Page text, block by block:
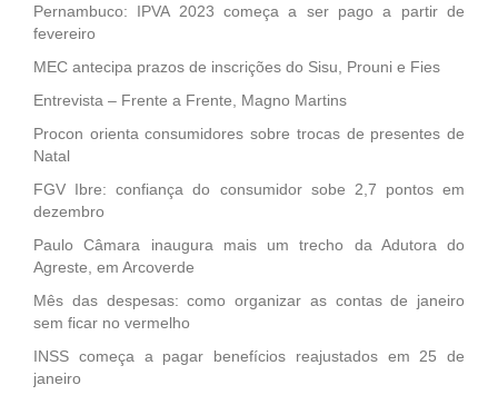
Pernambuco: IPVA 2023 começa a ser pago a partir de
fevereiro
MEC antecipa prazos de inscrições do Sisu, Prouni e Fies
Entrevista – Frente a Frente, Magno Martins
Procon orienta consumidores sobre trocas de presentes de
Natal
FGV Ibre: confiança do consumidor sobe 2,7 pontos em
dezembro
Paulo Câmara inaugura mais um trecho da Adutora do
Agreste, em Arcoverde
Mês das despesas: como organizar as contas de janeiro
sem ficar no vermelho
INSS começa a pagar benefícios reajustados em 25 de
janeiro